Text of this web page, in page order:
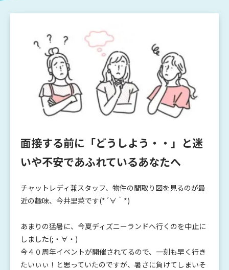
面接する前に「どうしよう・・」と迷
いや不安であふれているあなたへ
チャットレディ兼スタッフ、物件の間取り図を見るのが最
近の趣味、今井里菜です(*´∀｀*)
あまりの猛暑に、今夏ディズニーランドへ行くのを中止に
しました(;・∀・)
今４０周年イベントが開催されてるので、一刻も早く行き
たいぃぃ！と思っていたのですが、暑さに負けてしまいそ